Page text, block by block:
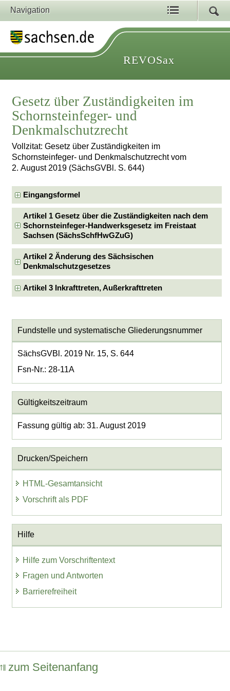
Navigation
REVOSax
Gesetz über Zuständigkeiten im
Schornsteinfeger- und
Denkmalschutzrecht
Vollzitat: Gesetz über Zuständigkeiten im
Schornsteinfeger- und Denkmalschutzrecht vom
2. August 2019 (SächsGVBl. S. 644)
Eingangsformel
Artikel 1 Gesetz über die Zuständigkeiten nach dem
Schornsteinfeger-Handwerksgesetz im Freistaat
Sachsen (SächsSchfHwGZuG)
Artikel 2 Änderung des Sächsischen
Denkmalschutzgesetzes
Artikel 3 Inkrafttreten, Außerkrafttreten
Fundstelle und systematische Gliederungsnummer
SächsGVBl. 2019 Nr. 15, S. 644
Fsn-Nr.: 28-11A
Gültigkeitszeitraum
Fassung gültig ab: 31. August 2019
Drucken/Speichern
HTML-Gesamtansicht
Vorschrift als PDF
Hilfe
Hilfe zum Vorschriftentext
Fragen und Antworten
Barrierefreiheit
zum Seitenanfang